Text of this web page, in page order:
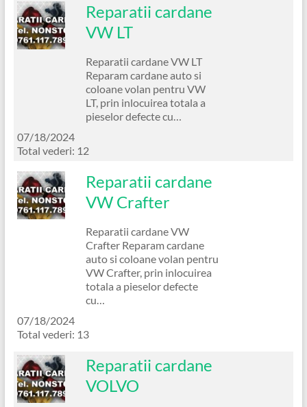
Reparatii cardane
VW LT
Reparatii cardane VW LT
Reparam cardane auto si
coloane volan pentru VW
LT, prin inlocuirea totala a
pieselor defecte cu…
07/18/2024
Total vederi: 12
Reparatii cardane
VW Crafter
Reparatii cardane VW
Crafter Reparam cardane
auto si coloane volan pentru
VW Crafter, prin inlocuirea
totala a pieselor defecte
cu…
07/18/2024
Total vederi: 13
Reparatii cardane
VOLVO